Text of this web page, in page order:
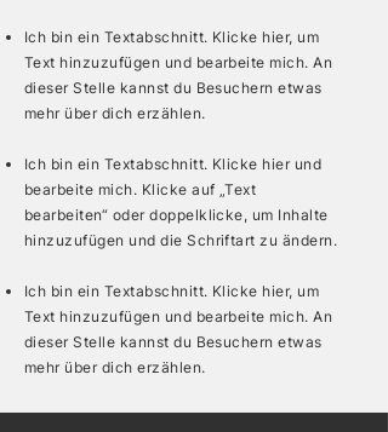
Ich bin ein Textabschnitt. Klicke hier, um
Text hinzuzufügen und bearbeite mich. An
dieser Stelle kannst du Besuchern etwas
mehr über dich erzählen.
Ich bin ein Textabschnitt. Klicke hier und
bearbeite mich. Klicke auf „Text
bearbeiten“ oder doppelklicke, um Inhalte
hinzuzufügen und die Schriftart zu ändern.
Ich bin ein Textabschnitt. Klicke hier, um
Text hinzuzufügen und bearbeite mich. An
dieser Stelle kannst du Besuchern etwas
mehr über dich erzählen.